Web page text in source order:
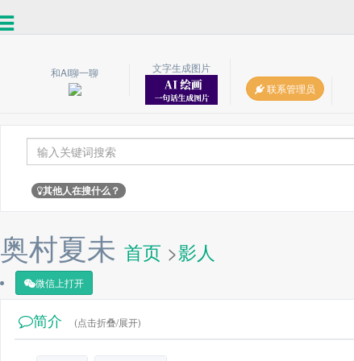
和AI聊一聊
文字生成图片
联系管理员
其他人在搜什么？
奥村夏未 首页 >影人
微信上打开
简介 (点击折叠/展开)